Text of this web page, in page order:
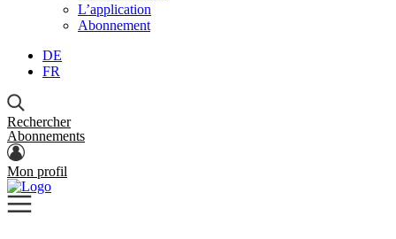
L’application
Abonnement
DE
FR
Rechercher
Abonnements
Mon profil